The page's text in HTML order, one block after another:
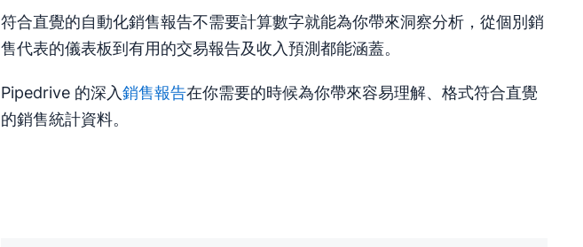
符合直覺的自動化銷售報告不需要計算數字就能為你帶來洞察分析，從個別銷
售代表的儀表板到有用的交易報告及收入預測都能涵蓋。
Pipedrive 的深入銷售報告在你需要的時候為你帶來容易理解、格式符合直覺
的銷售統計資料。